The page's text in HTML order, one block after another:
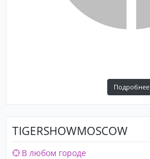
Подробнее
TIGERSHOWMOSCOW
В любом городе